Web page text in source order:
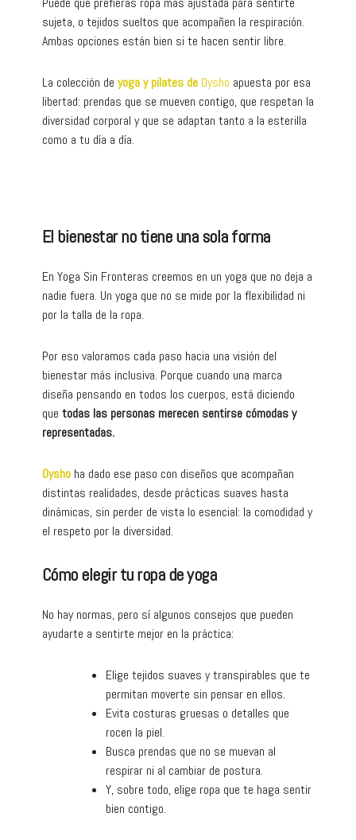
sujeta, o tejidos sueltos que acompañen la respiración.
Ambas opciones están bien si te hacen sentir libre.
La colección de yoga y pilates de Oysho apuesta por esa
libertad: prendas que se mueven contigo, que respetan la
diversidad corporal y que se adaptan tanto a la esterilla
como a tu día a día.
El bienestar no tiene una sola forma
En Yoga Sin Fronteras creemos en un yoga que no deja a
nadie fuera. Un yoga que no se mide por la flexibilidad ni
por la talla de la ropa.
Por eso valoramos cada paso hacia una visión del
bienestar más inclusiva. Porque cuando una marca
diseña pensando en todos los cuerpos, está diciendo
que todas las personas merecen sentirse cómodas y
representadas.
Oysho ha dado ese paso con diseños que acompañan
distintas realidades, desde prácticas suaves hasta
dinámicas, sin perder de vista lo esencial: la comodidad y
el respeto por la diversidad.
Cómo elegir tu ropa de yoga
No hay normas, pero sí algunos consejos que pueden
ayudarte a sentirte mejor en la práctica:
Elige tejidos suaves y transpirables que te
permitan moverte sin pensar en ellos.
Evita costuras gruesas o detalles que
rocen la piel.
Busca prendas que no se muevan al
respirar ni al cambiar de postura.
Y, sobre todo, elige ropa que te haga sentir
bien contigo.